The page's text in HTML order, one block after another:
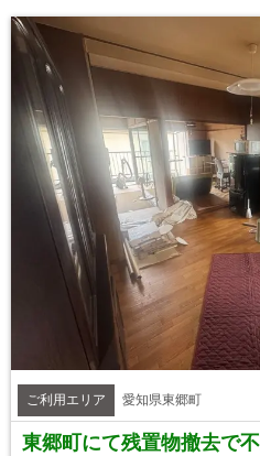
ご利用エリア 愛知県東郷町
東郷町にて残置物撤去で